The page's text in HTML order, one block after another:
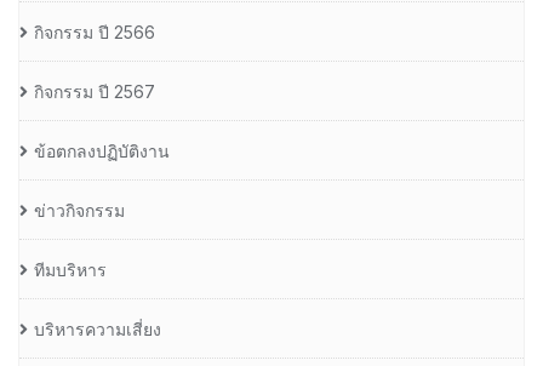
กิจกรรม ปี 2566
กิจกรรม ปี 2567
ข้อตกลงปฏิบัติงาน
ข่าวกิจกรรม
ทีมบริหาร
บริหารความเสี่ยง